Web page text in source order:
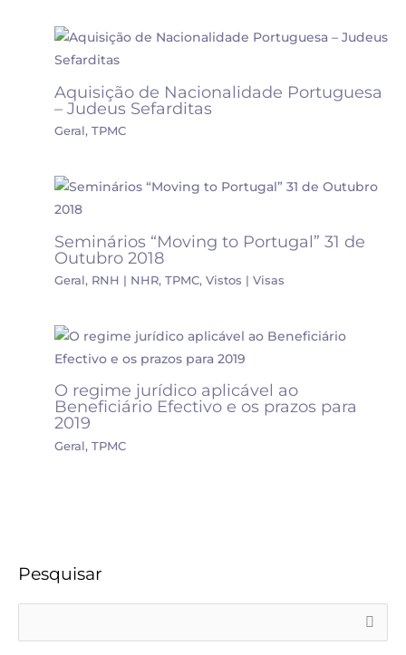
Aquisição de Nacionalidade Portuguesa
– Judeus Sefarditas
Geral, TPMC
Seminários “Moving to Portugal” 31 de
Outubro 2018
Geral, RNH | NHR, TPMC, Vistos | Visas
O regime jurídico aplicável ao
Beneficiário Efectivo e os prazos para
2019
Geral , TPMC
Pesquisar